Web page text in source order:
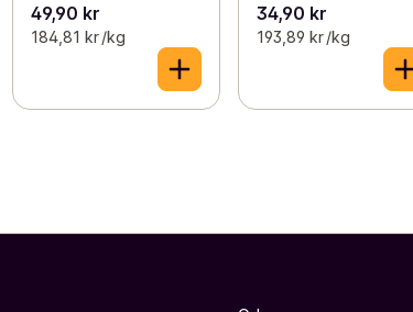
49,90 kr
184,81 kr /kg
34,90 kr
193,89 kr /kg